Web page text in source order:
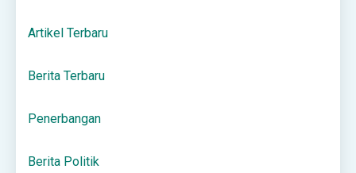
Artikel Terbaru
Berita Terbaru
Penerbangan
Berita Politik